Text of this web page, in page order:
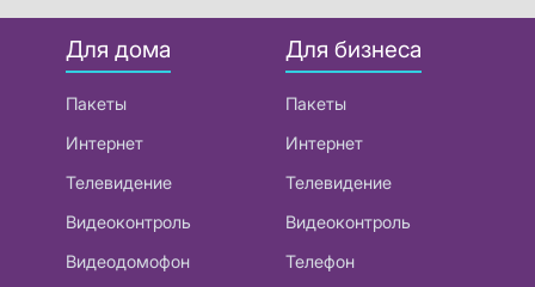
Для дома
Пакеты
Интернет
Телевидение
Видеоконтроль
Видеодомофон
Для бизнеса
Пакеты
Интернет
Телевидение
Видеоконтроль
Телефон